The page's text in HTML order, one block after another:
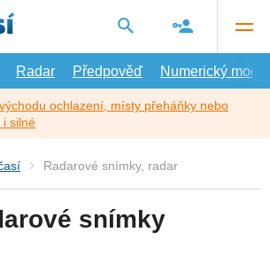
Radar Předpověď Numerický model
ochlazení, místy přeháňky nebo
i silné
Radarové snímky, radar
snímky